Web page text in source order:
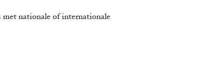
nationale of internationale